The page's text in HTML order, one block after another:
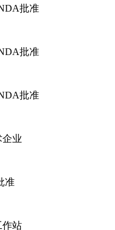
批准
批准
批准
业
准
作站